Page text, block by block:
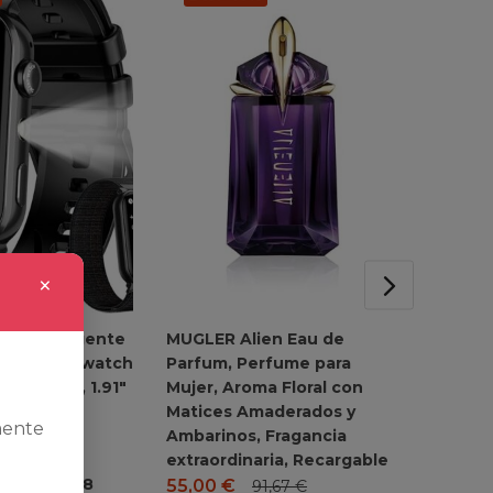
Inteligente
Smartwatch
Linterna, 1.91″
IP68
MUGLER Alien Eau de
Parfum, Perfume para
Mujer, Aroma Floral con
Matices Amaderados y
Ambarinos, Fragancia
extraordinaria, Recargable
55,00 € 91,67€
×